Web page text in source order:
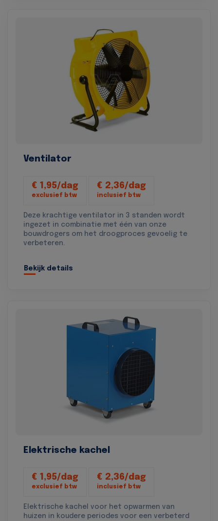
Ventilator
€ 1,95/dag
exclusief btw
€ 2,36/dag
inclusief btw
Deze krachtige ventilator in 3 standen wordt
ingezet in combinatie met één van onze
bouwdrogers om het droogproces gevoelig te
verbeteren.
Bekijk details
Elektrische kachel
€ 1,95/dag
exclusief btw
€ 2,36/dag
inclusief btw
Elektrische kachel voor het opwarmen van
huizen in koudere periodes voor een verbeterd